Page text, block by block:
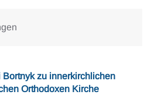
zu innerkirchlichen
Orthodoxen Kirche